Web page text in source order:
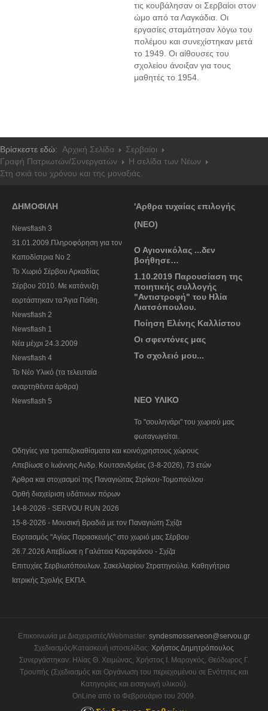
τις κουβάλησαν οι Σερβαίοι στον
ώμο από τα Λαγκάδια. Οι
εργασίες σταμάτησαν λόγω του
πολέμου και συνεχίστηκαν μετά
το 1949. Οι αίθουσες του
σχολείου άνοιξαν για τους
μαθητές το 1954.
Βρίσκεστε εδώ: Αρχική Σελίδα
Σερβαίοι
Γραφή Πατριωτών/Συνεργατών
Η σελίδα των Νέων
Στη σκιά του χρόνου και της μοναξιάς.
ΔΗΜΟΦΙΛΗ
Newsflash 3
31.01.2009.Πληροφόρηση για τον
Καποδίστρια Νο 2
To Χωριό Σέρβου Αρκαδίας
Σέρβου 2010. Με κατάνυξη
εορτάστηκαν τα Άγια Πάθη.
Newsflash 2
Newsflash 1
Nέα μέχρι 24.3.2009
Newsflash 4
Το Νέο Υλικό (τα τελευταία
αναρτηθέντα άρθρα)
Newsflash 5
'Αρθρα τυχαίας επιλογής
(ΝΕΟ)
Ο Αγιονικόλας ...δεν
βοήθησε…
1.10.2019 Παρουσίαση της
ποιητικής συλλογής
"Αντιστροφή" του Ηλία
Λιατσόπουλου.
Ποίηση Ελένης Καλλίστου
Οι σφεντόνες μας
Το σχολειό μου...
ΝΕΟ ΥΛΙΚΟ
To "σουληνάρι" του χωριού μας
φωταγωγείται.
Οδηγίες για τραπεζοκαθίσματα και κοινόχρηστους χώρους
Απεβίωσε ο Ιωάννης Ανδρ. Κουτσανδρέας (3-8-2026), 73 ετών
Άρθρα και στοχασμοί της Παναγιώτας Στρίκου-Τομοπούλου
Ορθή διαχείριση υδάτινων πόρων
14-8-2026 - SERVOU RUN 2026
15-8-2026 - Μουσική Βραδιά με τον Παναγιώτη Σχίζα
Εορτασμός "Αγίας Παρασκευής" στο χωριό μας Σέρβου
26.7.2026 Απεβίωσε η Γαλάτεια Καραφάνου - Σχίζα
Επιτυχίες Σερβιωτόπουλων. Σακελλαρίου Στρατηγούλα. Καθηγήτρια
Ιατρικής Σχολής ΕΚΠΑ.
Επικοινωνία με Διαχειριστές/Webmaster: syndesmosserveon@servou.gr
Σχεδιασμός/Κατασκευή ιστοσελίδας: Χρήστος Δημητρόπουλος
Συνεργάστηκαν: Ηλίας Θ. Χειμώνας, Χρήστος Ι. Μαραγκός, Θεόδωρος Γ.
Τρουπής (Σχεδιασμός και Οργάνωση του περιεχομένου σε Ενότητες και
Κατηγορίες και εισαγωγή υλικού).
OnLine από το Φεβρουάριο του 2009.